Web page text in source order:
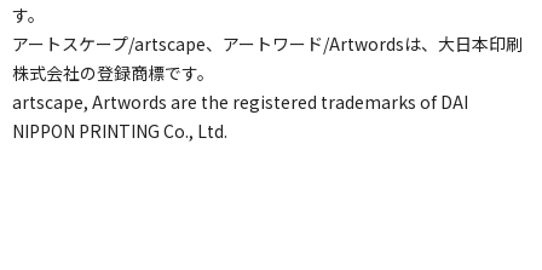
す。
アートスケープ/artscape、アートワード/Artwordsは、大日本印刷
株式会社の登録商標です。
artscape, Artwords are the registered trademarks of DAI
NIPPON PRINTING Co., Ltd.